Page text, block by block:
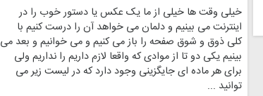
خیلی وقت ها خیلی از ما یک عکس یا دستور خوب را در
اینترنت می بینیم و دلمان می خواهد آن را درست کنیم با
کلی ذوق و شوق صفحه را باز می کنیم و می خوانیم و بعد می
بینیم یکی دو تا از موادی که واقعا لازم داریم را نداریم ولی
برای هر ماده ای جایگزینی وجود دارد که در لیست زیر می
توانید ...